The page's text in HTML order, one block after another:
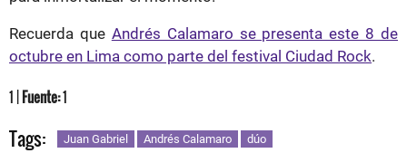
Recuerda que Andrés Calamaro se presenta este 8 de
octubre en Lima como parte del festival Ciudad Rock.
1 | Fuente:1
Tags: Juan Gabriel Andrés Calamaro dúo